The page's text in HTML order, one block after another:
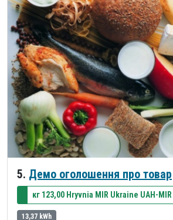
5. Демо оголошення про товар
кг 123,00 Hryvnia MIR Ukraine UAH-MIR
13,37 kWh